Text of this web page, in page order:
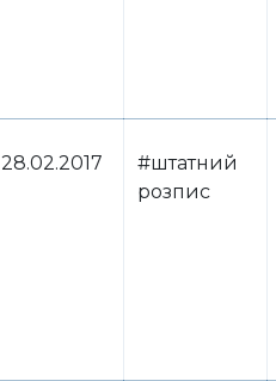
28.02.2017
#штатний
розпис